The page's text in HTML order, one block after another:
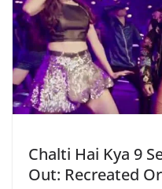
Chalti Hai Kya 9
Out: Recreated